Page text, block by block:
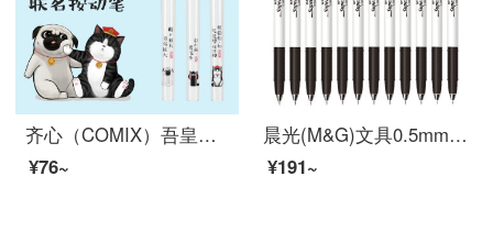
齐心（COMIX）吾皇万睡巴扎黑联名中性笔直液式签字笔 学生考试水笔 子弹头0.5mm 3支装 WHRP615 黑色（3支装）
¥76~
晨光(M&G)文具0.5mm黑色中性笔 全针管签字笔 水笔 12支/盒GP1390
¥191~